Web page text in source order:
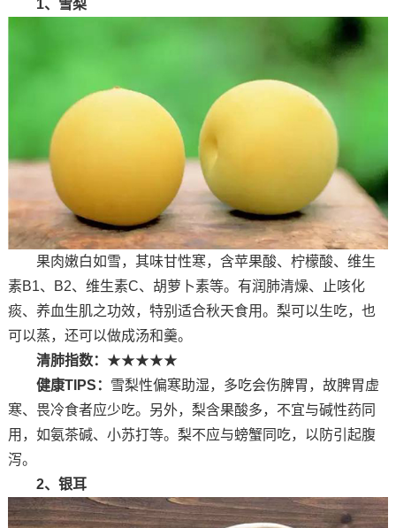
1、雪梨
果肉嫩白如雪，其味甘性寒，含苹果酸、柠檬酸、维生
素B1、B2、维生素C、胡萝卜素等。有润肺清燥、止咳化
痰、养血生肌之功效，特别适合秋天食用。梨可以生吃，也
可以蒸，还可以做成汤和羹。
清肺指数： ★★★★★
健康TIPS： 雪梨性偏寒助湿，多吃会伤脾胃，故脾胃虚
寒、畏冷食者应少吃。另外，梨含果酸多，不宜与碱性药同
用，如氨茶碱、小苏打等。梨不应与螃蟹同吃，以防引起腹
泻。
2、银耳